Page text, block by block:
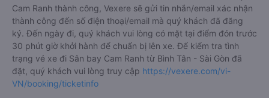
Cam Ranh thành công, Vexere sẽ gửi tin nhắn/email xác nhận
thành công đến số điện thoại/email mà quý khách đã đăng
ký. Đến ngày đi, quý khách vui lòng có mặt tại điểm đón trước
30 phút giờ khởi hành để chuẩn bị lên xe. Để kiểm tra tình
trạng vé xe đi Sân bay Cam Ranh từ Bình Tân - Sài Gòn đã
đặt, quý khách vui lòng truy cập https://vexere.com/vi-
VN/booking/ticketinfo